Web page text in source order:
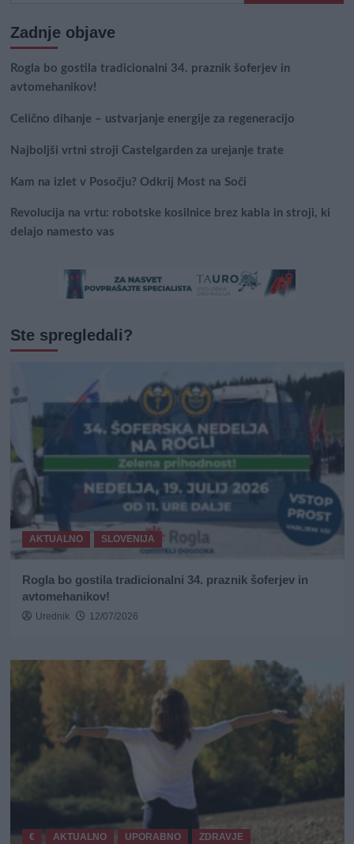
Zadnje objave
Rogla bo gostila tradicionalni 34. praznik šoferjev in
avtomehanikov!
Celično dihanje – ustvarjanje energije za regeneracijo
Najboljši vrtni stroji Castelgarden za urejanje trate
Kam na izlet v Posočju? Odkrij Most na Soči
Revolucija na vrtu: robotske kosilnice brez kabla in stroji, ki
delajo namesto vas
Ste spregledali?
AKTUALNO SLOVENIJA
Rogla bo gostila tradicionalni 34. praznik šoferjev in
avtomehanikov!
Urednik 12/07/2026
€ AKTUALNO UPORABNO ZDRAVJE